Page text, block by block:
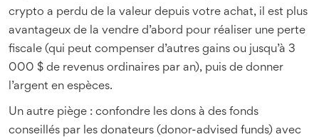
crypto a perdu de la valeur depuis votre achat, il est plus
avantageux de la vendre d’abord pour réaliser une perte
fiscale (qui peut compenser d’autres gains ou jusqu’à 3
000 $ de revenus ordinaires par an), puis de donner
l’argent en espèces.
Un autre piège : confondre les dons à des fonds
conseillés par les donateurs (donor-advised funds) avec